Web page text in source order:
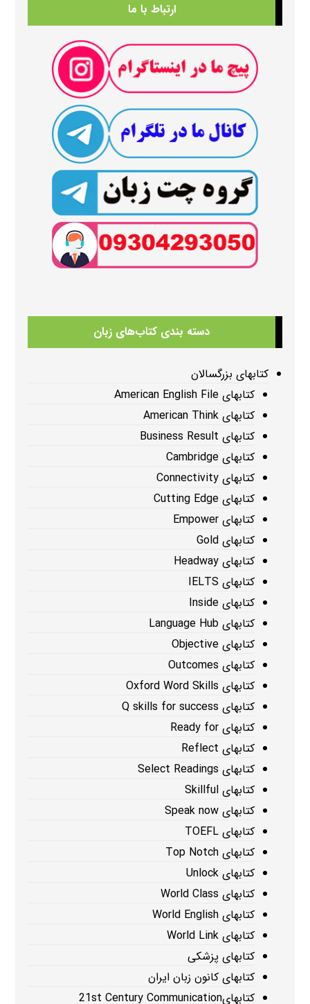
ارتباط با ما
دسته بندی کتاب‌های زبان
کتابهای بزرگسالان
کتابهای American English File
کتابهای American Think
کتابهای Business Result
کتابهای Cambridge
کتابهای Connectivity
کتابهای Cutting Edge
کتابهای Empower
کتابهای Gold
کتابهای Headway
کتابهای IELTS
کتابهای Inside
کتابهای Language Hub
کتابهای Objective
کتابهای Outcomes
کتابهای Oxford Word Skills
کتابهای Q skills for success
کتابهای Ready for
کتابهای Reflect
کتابهای Select Readings
کتابهای Skillful
کتابهای Speak now
کتابهای TOEFL
کتابهای Top Notch
کتابهای Unlock
کتابهای World Class
کتابهای World English
کتابهای World Link
کتابهای پزشکی
کتابهای کانون زبان ایران
کتابهای21st Century Communication